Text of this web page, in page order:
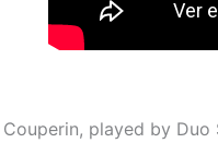
played by